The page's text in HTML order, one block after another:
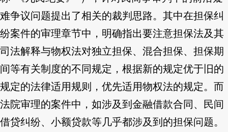
难争议问题提出了相关的裁判思路。其中在担保纠
纷案件的审理章节中，明确指出要注意担保法及其
司法解释与物权法对独立担保、混合担保、担保期
间等有关制度的不同规定，根据新的规定优于旧的
规定的法律适用规则，优先适用物权法的规定。而
法院审理的案件中，如涉及到金融借款合同、民间
借贷纠纷、小额贷款等几乎都涉及到的担保问题。